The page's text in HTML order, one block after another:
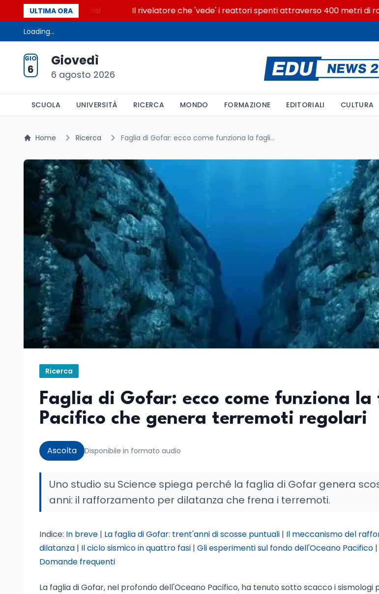
ULTIMA ORA
la glicolisi Il rivelatore che 'vede' i reattori spenti attraverso 400 metri di roccia
Loading...
GIO
6
Giovedì
6 agosto 2026
SCUOLA UNIVERSITÀ RICERCA MONDO FORMAZIONE EDITORIALI CULTURA
Home Ricerca Faglia di Gofar: ecco come funziona la faglia nel Pacifico che genera terremoti regolari
Ricerca
Faglia di Gofar: ecco come funziona
Pacifico che genera terremoti regolari
Ascolta Disponibile in formato audio
Uno studio su Science spiega perché la faglia di Gofar genera
anni: il rafforzamento per dilatanza che frena i terremoti.
Indice: In breve | La faglia di Gofar: trent'anni di scosse puntuali | Il meccanismo del
dilatanza | Il ciclo sismico in quattro fasi | Gli esperimenti sul fondo dell'Oceano Pacifico |
Domande frequenti
La faglia di Gofar, nel profondo dell'Oceano Pacifico, ha tenuto sotto scacco i sismologi